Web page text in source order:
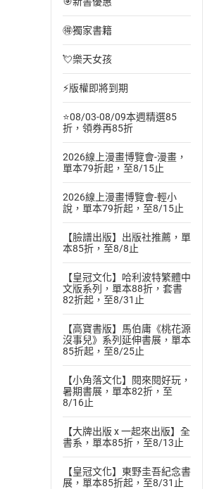
🉐獨家書籍
💘樂天女孩
⚡版權即將到期
⭐08/03-08/09本週精選85
折，領券再85折
2026線上漫畫博覽會-漫畫，
單本79折起，至8/15止
2026線上漫畫博覽會-輕小
說，單本79折起，至8/15止
【臉譜出版】出版社推薦，單
本85折，至8/8止
【皇冠文化】哈利波特繁體中
文版系列，單本88折，套書
82折起，至8/31止
【高寶書版】馬伯庸《桃花源
沒事兒》系列延伸書展，單本
85折起，至8/25止
【小角落文化】閱來閱好玩，
暑期書展，單本82折，至
8/16止
【大牌出版 x 一起來出版】全
書系，單本85折，至8/13止
【皇冠文化】東野圭吾紀念書
展，單本85折起，至8/31止